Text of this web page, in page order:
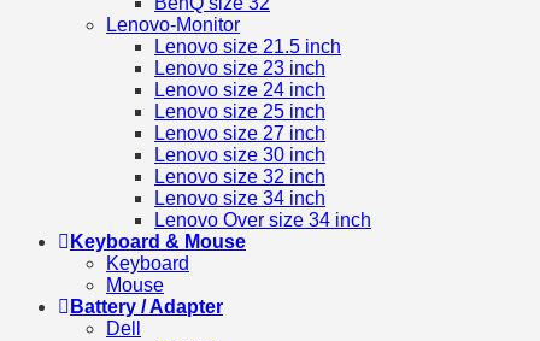
Lenovo-Monitor
Lenovo size 21.5 inch
Lenovo size 23 inch
Lenovo size 24 inch
Lenovo size 25 inch
Lenovo size 27 inch
Lenovo size 30 inch
Lenovo size 32 inch
Lenovo size 34 inch
Lenovo Over size 34 inch
Keyboard & Mouse
Keyboard
Mouse
Battery / Adapter
Dell